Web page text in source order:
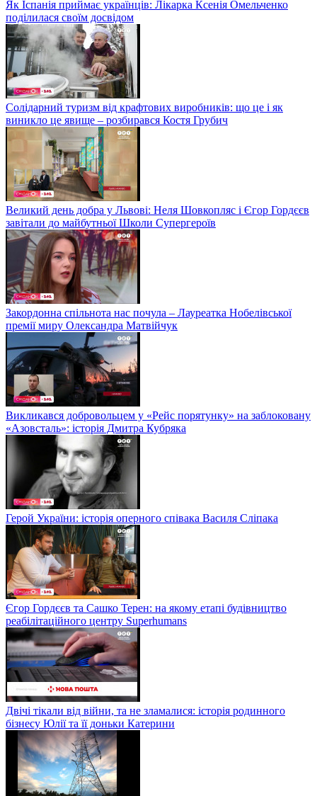
Як Іспанія приймає українців: Лікарка Ксенія Омельченко
поділилася своїм досвідом
Солідарний туризм від крафтових виробників: що це і як
виникло це явище – розбирався Костя Грубич
Великий день добра у Львові: Неля Шовкопляс і Єгор Гордєєв
завітали до майбутньої Школи Супергероїв
Закордонна спільнота нас почула – Лауреатка Нобелівської
премії миру Олександра Матвійчук
Викликався добровольцем у «Рейс порятунку» на заблоковану
«Азовсталь»: історія Дмитра Кубряка
Герой України: історія оперного співака Василя Сліпака
Єгор Гордєєв та Сашко Терен: на якому етапі будівництво
реабілітаційного центру Superhumans
Двічі тікали від війни, та не зламалися: історія родинного
бізнесу Юлії та її доньки Катерини